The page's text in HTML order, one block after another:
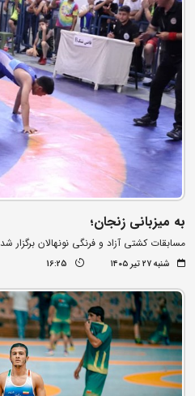
به میزبانی زنجان؛
مسابقات کشتی آزاد و فرنگی نونهالان برگزار شد
شنبه ۲۷ تیر ۱۴۰۵ 16:25